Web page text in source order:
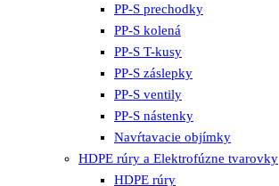
PP-S prechodky
PP-S kolená
PP-S T-kusy
PP-S záslepky
PP-S ventily
PP-S nástenky
Navŕtavacie objímky
HDPE rúry a Elektrofúzne tvarovky
HDPE rúry